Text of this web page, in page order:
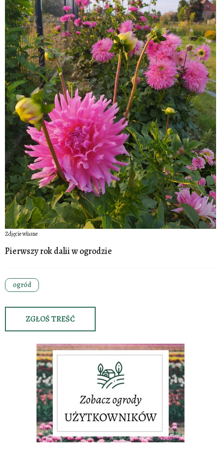
Zdjęcie własne
Pierwszy rok dalii w ogrodzie
ogród
ZGŁOŚ TREŚĆ